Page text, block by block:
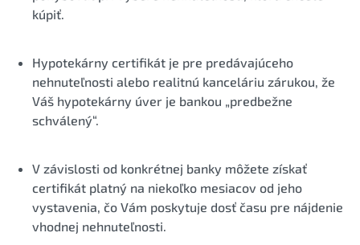
kúpiť.
Hypotekárny certifikát je pre predávajúceho
nehnuteľnosti alebo realitnú kanceláriu zárukou, že
Váš hypotekárny úver je bankou „predbežne
schválený“.
V závislosti od konkrétnej banky môžete získať
certifikát platný na niekoľko mesiacov od jeho
vystavenia, čo Vám poskytuje dosť času pre nájdenie
vhodnej nehnuteľnosti.